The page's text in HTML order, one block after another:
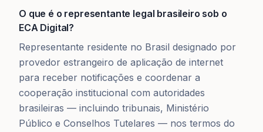
O que é o representante legal brasileiro sob o
ECA Digital?
Representante residente no Brasil designado por
provedor estrangeiro de aplicação de internet
para receber notificações e coordenar a
cooperação institucional com autoridades
brasileiras — incluindo tribunais, Ministério
Público e Conselhos Tutelares — nos termos do